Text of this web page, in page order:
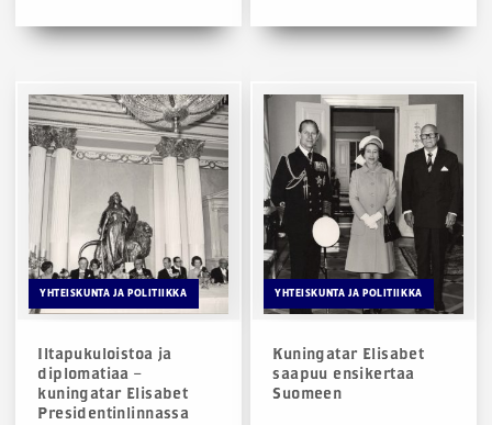
YHTEISKUNTA JA POLITIIKKA
Iltapukuloistoa ja
diplomatiaa –
kuningatar Elisabet
Presidentinlinnassa
YHTEISKUNTA JA POLITIIKKA
Kuningatar Elisabet
saapuu ensikertaa
Suomeen